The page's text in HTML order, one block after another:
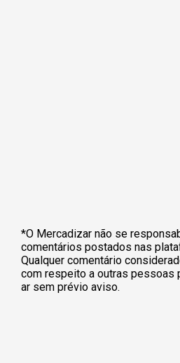
*O Mercadizar não se
comentários postados nas
Qualquer comentário
com respeito a outras pessoas
ar sem prévio aviso.